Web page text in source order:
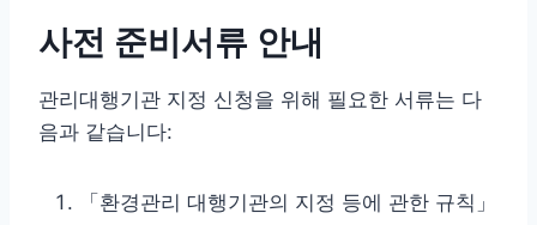
사전 준비서류 안내
관리대행기관 지정 신청을 위해 필요한 서류는 다
음과 같습니다:
「환경관리 대행기관의 지정 등에 관한 규칙」